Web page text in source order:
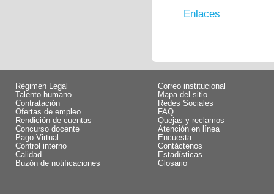
Enlaces
Régimen Legal
Talento humano
Contratación
Ofertas de empleo
Rendición de cuentas
Concurso docente
Pago Virtual
Control interno
Calidad
Buzón de notificaciones
Correo institucional
Mapa del sitio
Redes Sociales
FAQ
Quejas y reclamos
Atención en línea
Encuesta
Contáctenos
Estadísticas
Glosario